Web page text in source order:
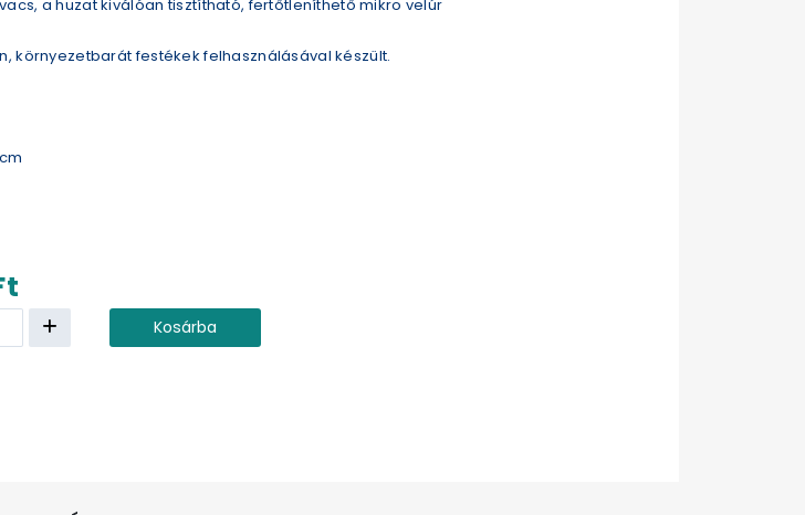
a huzat kiválóan tisztítható, fertőtleníthető mikro velúr
környezetbarát festékek felhasználásával készült.
Kosárba